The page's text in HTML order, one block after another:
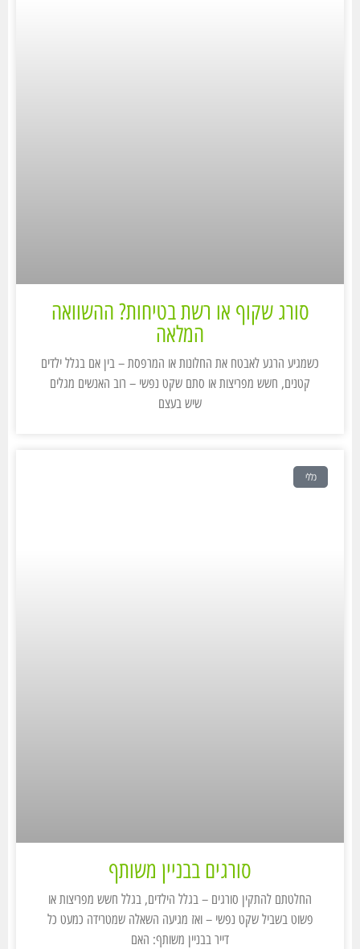
סורג שקוף או רשת בטיחות? ההשוואה
המלאה
כשמגיע הרגע לאבטח את החלונות או המרפסת – בין אם בגלל ילדים
קטנים, חשש מפריצות או סתם שקט נפשי – רוב האנשים מגלים
שיש בעצם
כללי
סורגים בבניין משותף
החלטתם להתקין סורגים – בגלל הילדים, בגלל חשש מפריצות או
פשוט בשביל שקט נפשי – ואז מגיעה השאלה שמטרידה כמעט כל
דייר בבניין משותף: האם